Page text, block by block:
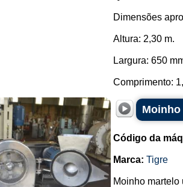
Dimensões
Altura: 2,30 m.
Largura: 650
Comprimento:
Código da
Marca: Tigre
Moinho